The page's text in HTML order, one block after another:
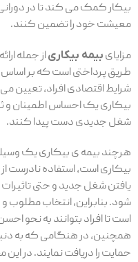
بیکار کمک می‌ کند تا در
معیشت خود را تضمین کنند.
مزایای بیمه بیکاریاز جمله
طریق پرداختی است که بر
شرایط اقتصادی افراد، تعیین
بیکاری یک احساس اطمینان و
شغل جدیدی دست پیدا کنند.
هرچند بیمه ی بیکاری یک وسیله
بیکاری است، استفاده نادرست
یافتن شغل جدید و حتی
شود. بنابراین، انتخاب مطلوب
است تا افراد بتوانند به نحو
همچنین، در هنگامی که به
حمایت را دریافت نمایند. در این